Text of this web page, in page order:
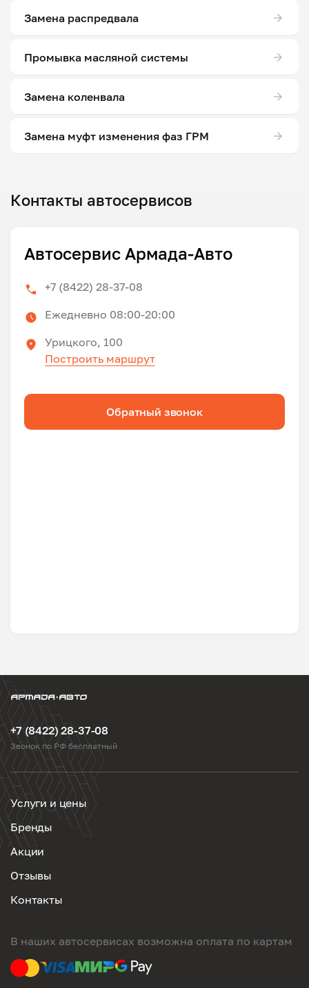
Замена распредвала
Промывка масляной системы
Замена коленвала
Замена муфт изменения фаз ГРМ
Контакты автосервисов
Автосервис Армада-Авто
+7 (8422) 28-37-08
Ежедневно 08:00-20:00
Урицкого, 100
Построить маршрут
Обратный звонок
+7 (8422) 28-37-08
Звонок по РФ бесплатный
Услуги и цены
Бренды
Акции
Отзывы
Контакты
В наших автосервисах возможна оплата по картам